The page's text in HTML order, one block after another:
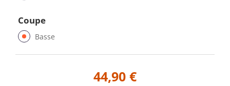
Coupe
Basse
44,90 €